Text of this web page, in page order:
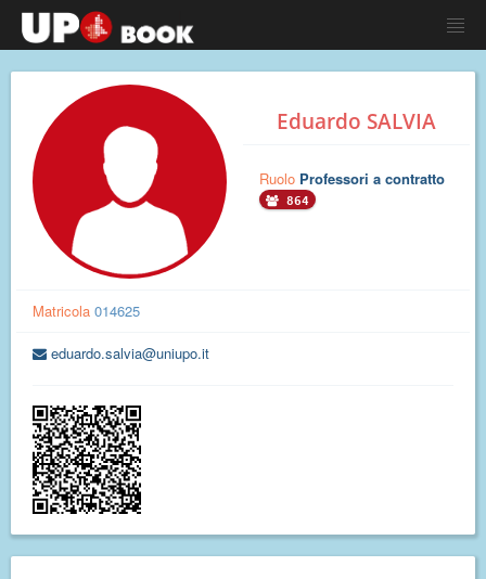
Eduardo SALVIA
Ruolo Professori a contratto
864
Matricola 014625
eduardo.salvia@uniupo.it